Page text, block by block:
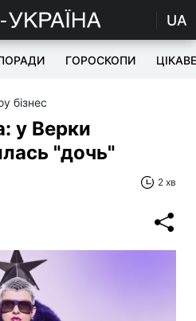
UA
ГОРОСКОПИ ЦІКАВЕ
бізнес
у Верки
"дочь"
2 хв